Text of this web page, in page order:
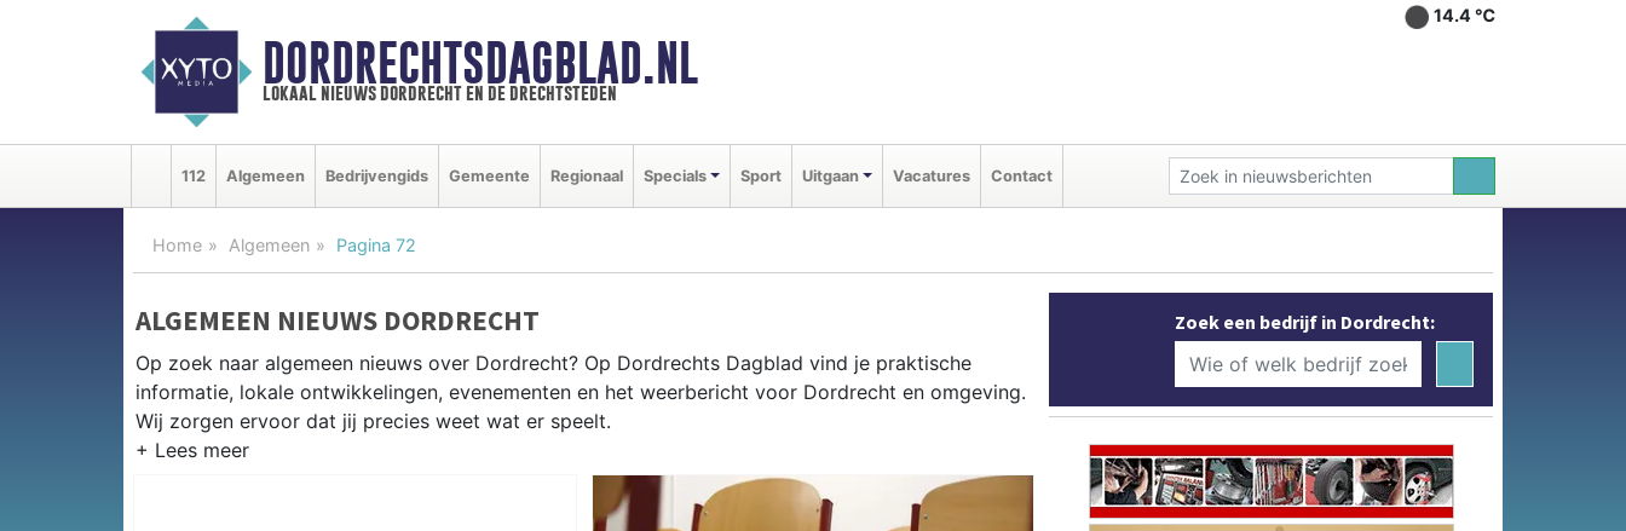
DORDRECHTSDAGBLAD.NL
lokaal nieuws dordrecht en de drechtsteden
14.4 ℃
112 Algemeen Bedrijvengids Gemeente Regionaal Specials Sport Uitgaan Vacatures Contact
Home Algemeen Pagina 72
ALGEMEEN NIEUWS DORDRECHT
Op zoek naar algemeen nieuws over Dordrecht? Op Dordrechts Dagblad vind je praktische
informatie, lokale ontwikkelingen, evenementen en het weerbericht voor Dordrecht en omgeving.
Wij zorgen ervoor dat jij precies weet wat er speelt.
PRAKTISCHE INFORMATIE DORDRECHT
Van werkzaamheden op de A16 en de Dordtse Kil tot evenementen als de Dordrecht in Stoom en
Zoek een bedrijf in Dordrecht: